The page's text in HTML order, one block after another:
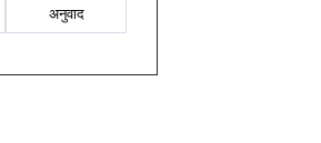
अनुवाद